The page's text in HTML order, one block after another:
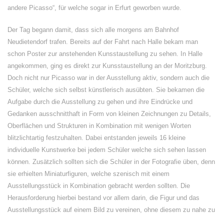
andere Picasso“, für welche sogar in Erfurt geworben wurde.
Der Tag begann damit, dass sich alle morgens am Bahnhof
Neudietendorf trafen. Bereits auf der Fahrt nach Halle bekam man
schon Poster zur anstehenden Kunsstaustellung zu sehen. In Halle
angekommen, ging es direkt zur Kunsstaustellung an der Moritzburg.
Doch nicht nur Picasso war in der Ausstellung aktiv, sondern auch die
Schüler, welche sich selbst künstlerisch ausübten. Sie bekamen die
Aufgabe durch die Ausstellung zu gehen und ihre Eindrücke und
Gedanken ausschnitthaft in Form von kleinen Zeichnungen zu Details,
Oberflächen und Strukturen in Kombination mit wenigen Worten
blitzlichtartig festzuhalten. Dabei entstanden jeweils 16 kleine
individuelle Kunstwerke bei jedem Schüler welche sich sehen lassen
können. Zusätzlich sollten sich die Schüler in der Fotografie üben, denn
sie erhielten Miniaturfiguren, welche szenisch mit einem
Ausstellungsstück in Kombination gebracht werden sollten. Die
Herausforderung hierbei bestand vor allem darin, die Figur und das
Ausstellungsstück auf einem Bild zu vereinen, ohne diesem zu nahe zu